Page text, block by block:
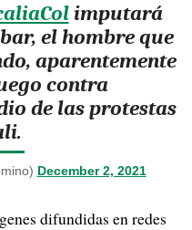
imputará
el hombre que
aparentemente
contra
de las protestas
December 2, 2021
difundidas en redes